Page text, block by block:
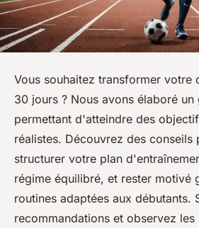
Vous souhaitez transformer votre
30 jours ? Nous avons élaboré un
permettant d'atteindre des
réalistes. Découvrez des conseils
structurer votre plan
régime équilibré, et rester motivé
routines adaptées aux débutants.
recommandations et observez